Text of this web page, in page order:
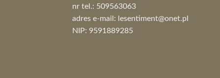
nr tel.: 509563063
adres e-mail: lesentiment@onet.pl
NIP: 9591889285